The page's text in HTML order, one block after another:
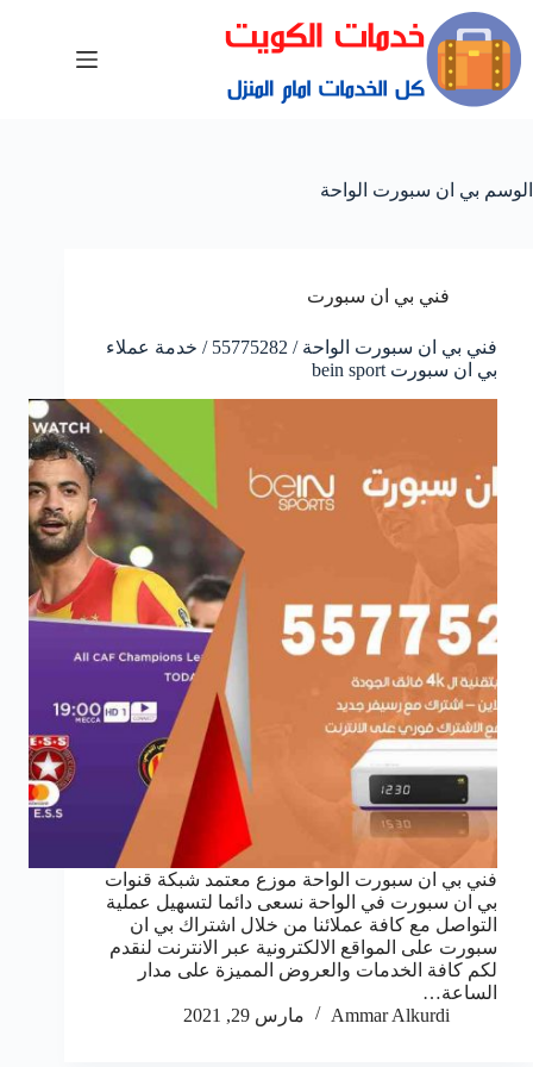
الوسم بي ان سبورت الواحة
فني بي ان سبورت
فني بي ان سبورت الواحة / 55775282 / خدمة عملاء
بي ان سبورت bein sport
فني بي ان سبورت الواحة موزع معتمد شبكة قنوات
بي ان سبورت في الواحة نسعى دائما لتسهيل عملية
التواصل مع كافة عملائنا من خلال اشتراك بي ان
سبورت على المواقع الالكترونية عبر الانترنت لنقدم
لكم كافة الخدمات والعروض المميزة على مدار
الساعة…
Ammar Alkurdi
مارس 29, 2021